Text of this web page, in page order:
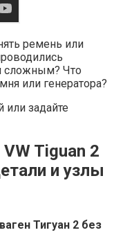
ремень или
сложным? Что
или генератора?
или задайте
Tiguan 2
и узлы
Тигуан 2 без